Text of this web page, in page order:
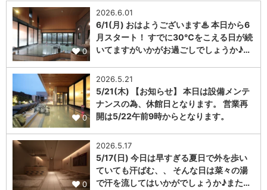
0
2026.6.01
6/1(月) おはようございます♨ 本日から6
月スタート！ すでに30℃をこえる日が続
いてますがいかがお過ごしでしょうか♪…
0
2026.5.21
5/21(木) 【お知らせ】 本日は設備メンテ
ナンスの為、休館日となります。 営業再
開は5/22午前9時からとなります。
0
2026.5.17
5/17(日) 今日は早すぎる夏日で外を歩い
ていても汗ばむ、、 そんな日は菜々の湯
で汗を流してはいかがでしょうか♪また…